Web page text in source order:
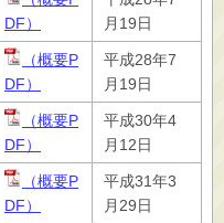
DF）
月19日
（概要P
DF）
平成28年7
月19日
（概要P
DF）
平成30年4
月12日
（概要P
DF）
平成31年3
月29日